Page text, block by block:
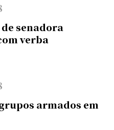
senadora
verba
armados em